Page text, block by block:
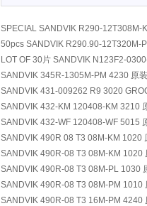
SPECIAL SANDVIK R290-12T308M-
50pcs SANDVIK R290.90-12T320M-
LOT OF 30片 SANDVIK N123F2-
SANDVIK 345R-1305M-PM 4230 原
SANDVIK 431-009262 R9 3020
SANDVIK 432-KM 120408-KM 3210
SANDVIK 432-WF 120408-WF 5015
SANDVIK 490R 08 T3 08M-KM 1020
SANDVIK 490R-08 T3 08M-KM 1020
SANDVIK 490R-08 T3 08M-PL 1030
SANDVIK 490R-08 T3 08M-PM 1010
SANDVIK 490R-08 T3 16M-PM 4240